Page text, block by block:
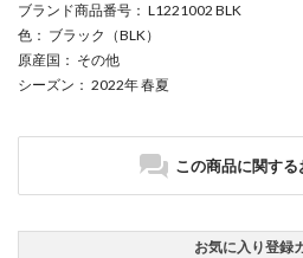
ブランド商品番号 ： L1221002 BLK
色 ： ブラック（BLK）
原産国 ： その他
シーズン ： 2022年 春夏
この商品に関す
お気に入り登録